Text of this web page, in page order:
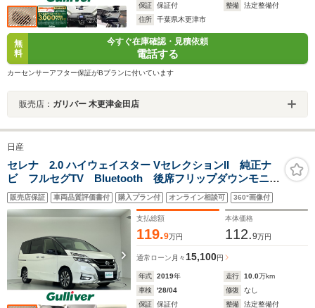
保証
保証付 整備
法定整備付
住所
千葉県木更津市
無
料
今すぐ在庫確認・見積依頼
電話する
カーセンサーアフター保証がBプランに付いています
販売店： ガリバー 木更津金田店
日産
セレナ 2.0 ハイウェイスター VセレクションII 純正ナ
ビ フルセグTV Bluetooth 後席フリップダウンモニタ
ー アラウンドビューモニター ETC 電動パーキン
グ オートホールドブレーキ 両側電動スライドドア
プロパイロット スマートキー
販売店保証 車両品質評価書付 購入プラン付 オンライン相談可 360°画像付
支払総額
119.9万円
本体価格
112.9万円
通常ローン 月々15,100円
年式 2019年 走行 10.0万km
車検
'28/04 修復
なし
保証
保証付 整備
法定整備付